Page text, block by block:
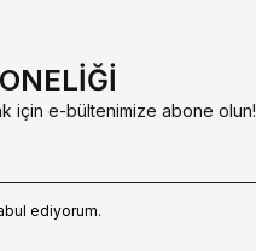
için e-bültenimize abone olun!
ediyorum.